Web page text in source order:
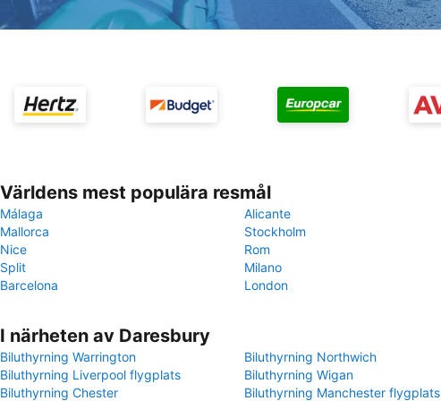
Världens mest populära resmål
Málaga
Alicante
Mallorca
Stockholm
Nice
Rom
Split
Milano
Barcelona
London
I närheten av Daresbury
Biluthyrning Warrington
Biluthyrning Northwich
Biluthyrning Liverpool flygplats
Biluthyrning Wigan
Biluthyrning Chester
Biluthyrning Manchester flygplats